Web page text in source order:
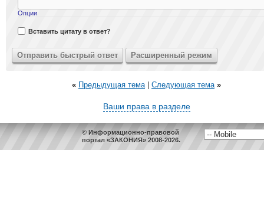
Опции
Вставить цитату в ответ?
« Предыдущая тема| Следующая тема »
Ваши права в разделе
© Информационно-правовой
портал «ЗАКОНИЯ» 2008-2026.